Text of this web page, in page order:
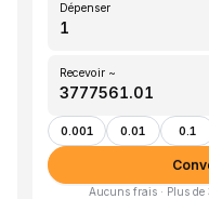
Dépenser
Recevoir ~
0.001 0.01 0.1
Aucuns frais · Plus de